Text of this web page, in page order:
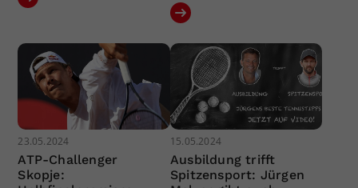
23.05.2024
ATP-Challenger
Skopje:
15.05.2024
Ausbildung trifft
Spitzensport: Jürgen